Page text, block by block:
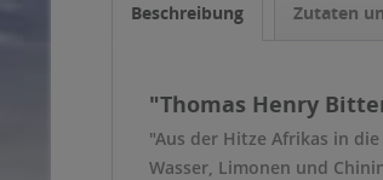
Beschreibung Zutaten
"Thomas Henry
"Aus der Hitze Afrikas in
Wasser, Limonen und